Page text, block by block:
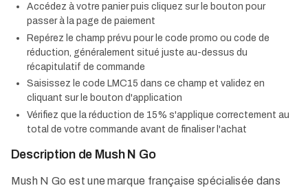
Accédez à votre panier puis cliquez sur le bouton pour
passer à la page de paiement
Repérez le champ prévu pour le code promo ou code de
réduction, généralement situé juste au-dessus du
récapitulatif de commande
Saisissez le code LMC15 dans ce champ et validez en
cliquant sur le bouton d'application
Vérifiez que la réduction de 15% s'applique correctement au
total de votre commande avant de finaliser l'achat
Description de Mush N Go
Mush N Go est une marque française spécialisée dans